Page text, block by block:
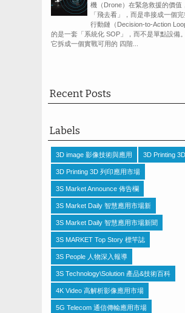
機（Drone）在緊急救援的價值
「飛去看」，而是串接成一個
行動鏈（Decision-to-Action
的是一套「系統化 SOP」，而不是單點設備
它拆成一個實戰可用的 四階...
Recent Posts
Labels
3D image 影像技術與應用 3D Printing
3D Printing 3D 列印應用市場
3S Market Announce 佈告欄
3S Market Daily 智慧應用市場新
3S Market Daily 智慧應用市場新聞
3S MARKET Top Story 標竿誌
3S People 人物深入報導
3S Technology\Solution 產品&技術百科
4K Video 高解析影像應用市場
5G Telecom 通信傳輸應用市場